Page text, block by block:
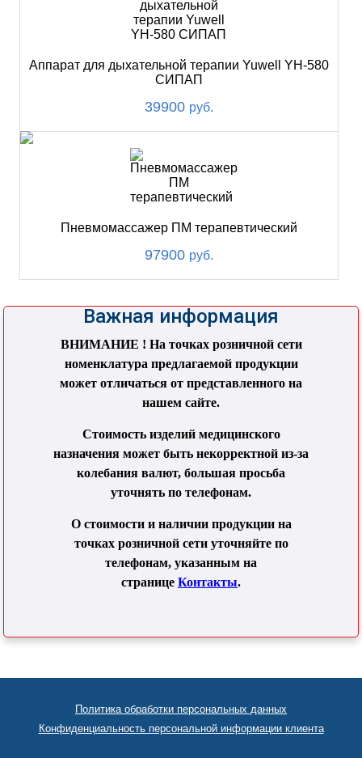
Аппарат для дыхательной терапии Yuwell YH-580
СИПАП
39900 руб.
Пневмомассажер ПМ терапевтический
97900 руб.
Важная информация
ВНИМАНИЕ ! На точках розничной сети
номенклатура предлагаемой продукции
может отличаться от представленного на
нашем сайте.
Стоимость изделий медицинского
назначения может быть некорректной из-за
колебания валют, большая просьба
уточнять по телефонам.
О стоимости и наличии продукции на
точках розничной сети уточняйте по
телефонам, указанным на
странице Контакты.
Политика обработки персональных данных
Конфиденциальность персональной информации клиента